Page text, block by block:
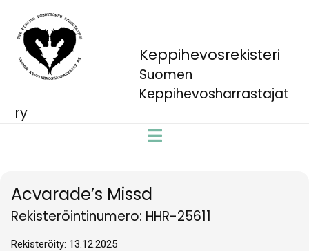
Keppihevosrekisteri
Suomen
Keppihevosharrastajat
ry
Acvarade’s Missd
Rekisteröintinumero: HHR-25611
Rekisteröity: 13.12.2025